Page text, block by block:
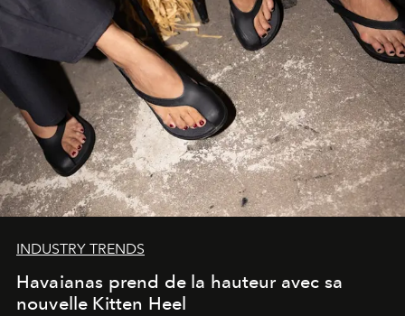
INDUSTRY TRENDS
Havaianas prend de la hauteur avec sa
nouvelle Kitten Heel